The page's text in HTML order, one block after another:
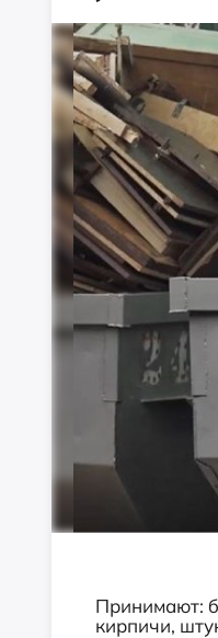
Принимают:
кирпичи,